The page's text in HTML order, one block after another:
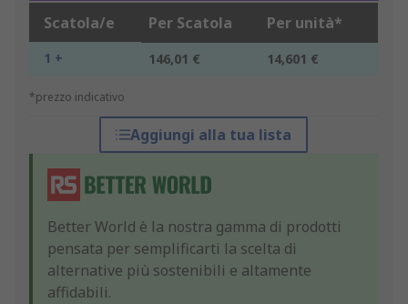
Scatola/e Per Scatola Per unità*
1 + 146,01 € 14,601 €
*prezzo indicativo
Aggiungi alla tua lista
Better World è la nostra gamma di prodotti
pensata per semplificarti la scelta di
alternative più sostenibili e altamente
affidabili.